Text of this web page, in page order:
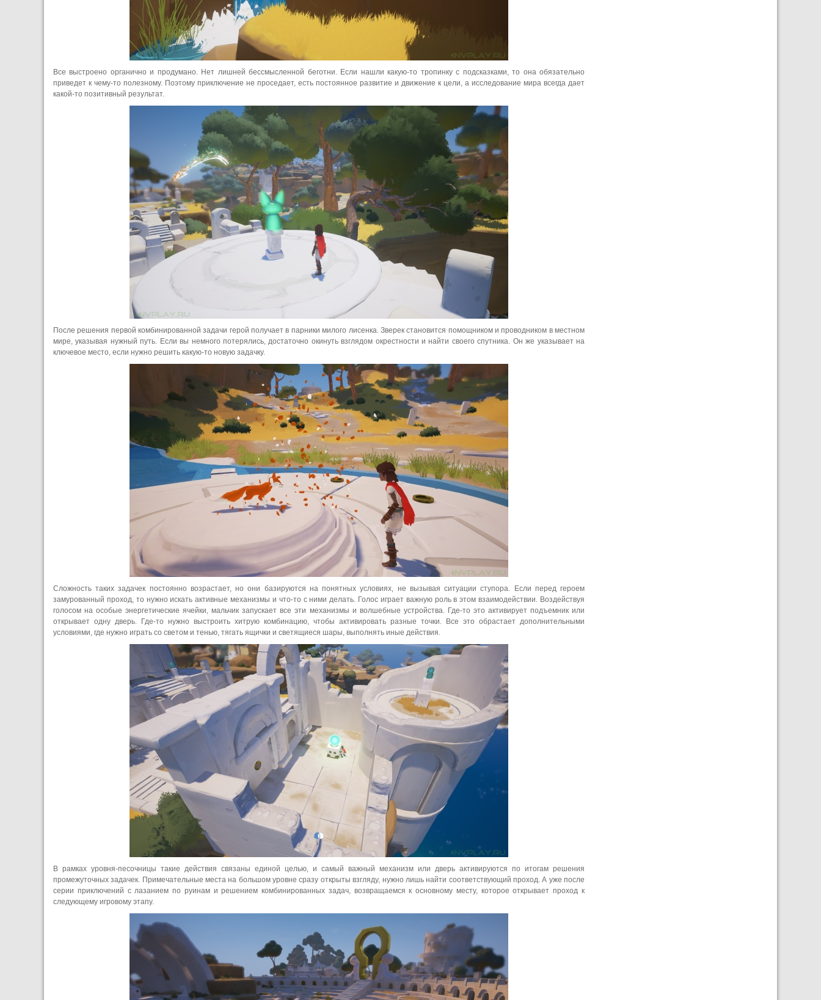
Все выстроено органично и продумано. Нет лишней бессмысленной беготни. Если нашли какую-то тропинку с подсказками, то она обязательно
приведет к чему-то полезному. Поэтому приключение не проседает, есть постоянное развитие и движение к цели, а исследование мира всегда дает
какой-то позитивный результат.
После решения первой комбинированной задачи герой получает в парники милого лисенка. Зверек становится помощником и проводником в местном
мире, указывая нужный путь. Если вы немного потерялись, достаточно окинуть взглядом окрестности и найти своего спутника. Он же указывает на
ключевое место, если нужно решить какую-то новую задачку.
Сложность таких задачек постоянно возрастает, но они базируются на понятных условиях, не вызывая ситуации ступора. Если перед героем
замурованный проход, то нужно искать активные механизмы и что-то с ними делать. Голос играет важную роль в этом взаимодействии. Воздействуя
голосом на особые энергетические ячейки, мальчик запускает все эти механизмы и волшебные устройства. Где-то это активирует подъемник или
открывает одну дверь. Где-то нужно выстроить хитрую комбинацию, чтобы активировать разные точки. Все это обрастает дополнительными
условиями, где нужно играть со светом и тенью, тягать ящички и светящиеся шары, выполнять иные действия.
В рамках уровня-песочницы такие действия связаны единой целью, и самый важный механизм или дверь активируются по итогам решения
промежуточных задачек. Примечательные места на большом уровне сразу открыты взгляду, нужно лишь найти соответствующий проход. А уже после
серии приключений с лазанием по руинам и решением комбинированных задач, возвращаемся к основному месту, которое открывает проход к
следующему игровому этапу.